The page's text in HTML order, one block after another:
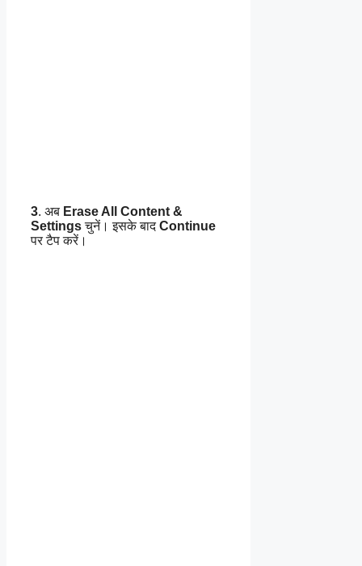
3. अब Erase All Content &
Settingsचुनें। इसके बादContinue
पर टैप करें।